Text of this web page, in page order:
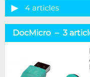
articles
Catégorie
Adaptateurs &
Marque
4 articles
DocMicro – 3